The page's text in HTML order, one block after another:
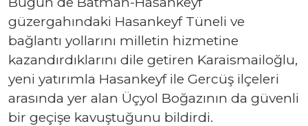
güzergahındaki Hasankeyf Tüneli ve
bağlantı yollarını milletin hizmetine
kazandırdıklarını dile getiren Karaismailoğlu,
yeni yatırımla Hasankeyf ile Gercüş ilçeleri
arasında yer alan Üçyol Boğazının da güvenli
bir geçişe kavuştuğunu bildirdi.